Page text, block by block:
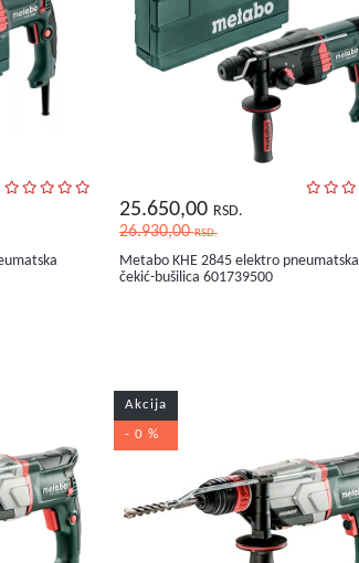
25.650,00 RSD.
26.930,00RSD.
Metabo KHE 2845 elektro pneumatska
čekić-bušilica 601739500
Akcija
- 0 %